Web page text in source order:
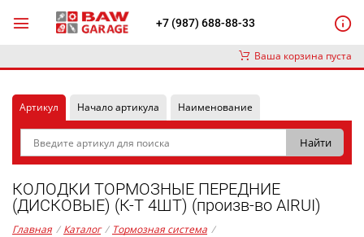
+7 (987) 688-88-33
Ваша корзина пуста
Артикул Начало артикула Наименование
КОЛОДКИ ТОРМОЗНЫЕ ПЕРЕДНИЕ
(ДИСКОВЫЕ) (К-Т 4ШТ) (произв-во AIRUI)
Главная / Каталог / Тормозная система /